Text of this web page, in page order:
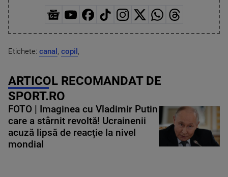
Etichete: canal , copil ,
ARTICOL RECOMANDAT DE
SPORT.RO
FOTO | Imaginea cu Vladimir Putin
care a stârnit revoltă! Ucrainenii
acuză lipsă de reacție la nivel
mondial